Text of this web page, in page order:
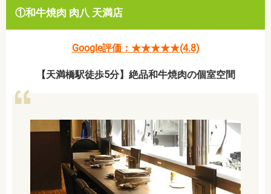
①和牛焼肉 肉八 天満店
Google評価：★★★★★(4.8)
【天満橋駅徒歩5分】絶品和牛焼肉の個室空間